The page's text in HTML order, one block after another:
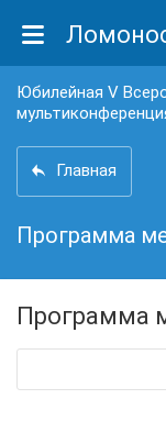
Юбилейная V
Главная
Программа
Программа